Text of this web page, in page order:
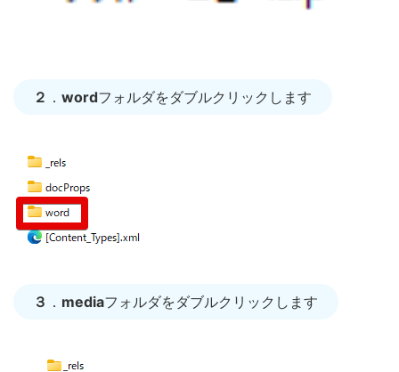
２ ．wordフォルダをダブルクリックします
３ ． mediaフォルダをダブルクリックします